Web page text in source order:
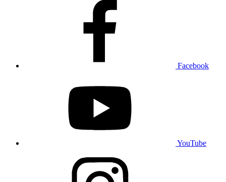
Facebook
YouTube